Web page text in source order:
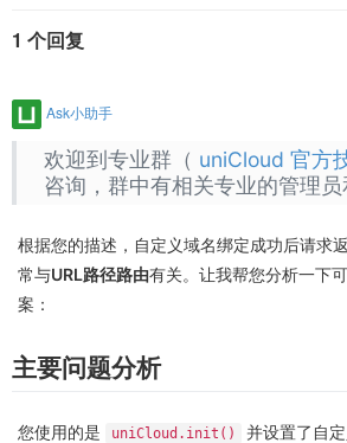
1 个回复
Ask小助手
欢迎到专业群（ uniCloud 官方
咨询，群中有相关专业的管理员
根据您的描述，自定义域名绑定成功后请求
常与URL路径路由有关。让我帮您分析一下
案：
主要问题分析
您使用的是 uniCloud.init() 并设置了自